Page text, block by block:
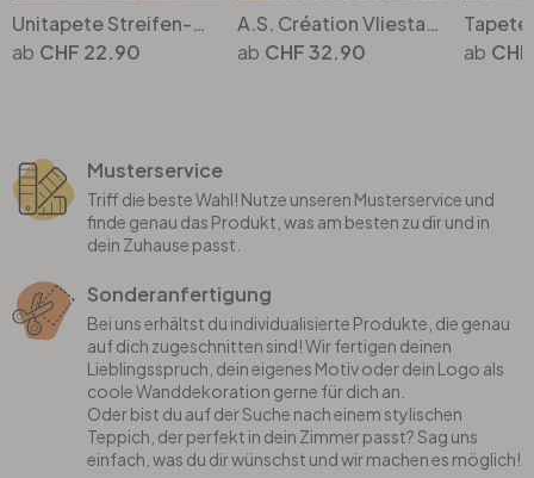
Unitapete Streifen-Optik Beige Creme - Tapete gestreift - Einfarbige Vliestapete
CHF 22.90
A.S. Création Vliestapete Retro Vision Retrotapete 70er Jahre Tapete, orange, gelb, braun
CHF 32.90
Musterservice
Triff die beste Wahl! Nutze unseren Musterservice und
finde genau das Produkt, was am besten zu dir und in
dein Zuhause passt.
Sonderanfertigung
Bei uns erhältst du individualisierte Produkte, die genau
auf dich zugeschnitten sind! Wir fertigen deinen
Lieblingsspruch, dein eigenes Motiv oder dein Logo als
coole Wanddekoration gerne für dich an.
Oder bist du auf der Suche nach einem stylischen
Teppich, der perfekt in dein Zimmer passt? Sag uns
einfach, was du dir wünschst und wir machen es möglich!